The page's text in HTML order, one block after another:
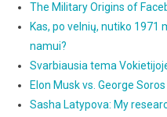
The Military Origins of
Kas, po velnių, nutiko 1971
namui?
Svarbiausia tema
Elon Musk vs. George Soros
Sasha Latypova: My